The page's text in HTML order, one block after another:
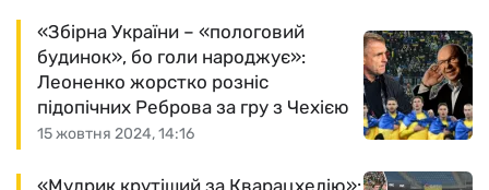
15 жовтня 2024, 14:16
«Збірна України – «пологовий
будинок», бо голи народжує»:
Леоненко жорстко розніс
підопічних Реброва за гру з Чехією
«Мудрик крутіший за Кварацхелію»: